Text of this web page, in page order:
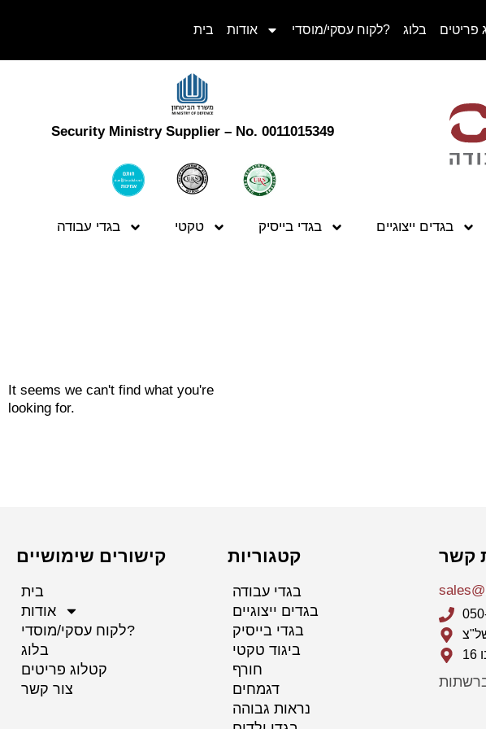
בית אודות לקוח עסקי/מוסדי? בלוג פריטים
Security Ministry Supplier – No. 0011015349
בגדי עבודה טקטי בגדי בייסיק בגדים ייצוגיים
It seems we can't find what you're
looking for.
קישורים שימושיים
בית
אודות
לקוח עסקי/מוסדי?
בלוג
קטלוג פריטים
צור קשר
קטגוריות
בגדי עבודה
בגדים ייצוגיים
בגדי בייסיק
ביגוד טקטי
חורף
דגמחים
נראות גבוהה
קשר